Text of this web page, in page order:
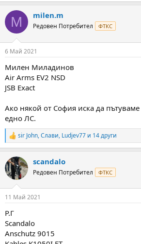
c
i
s
M milen.m
Редовен Потребител ФТКС
6 Май 2021
Милен Миладинов
Air Arms EV2 NSD
JSB Exact
Ако някой от София иска да
едно ЛС.
R
e
c
t
i
s
sir John,Слави, Ludjev77 и 14 други
scandalo
Редовен Потребител ФТКС
11 Май 2021
Р.Г
Scandalo
Anschutz 9015